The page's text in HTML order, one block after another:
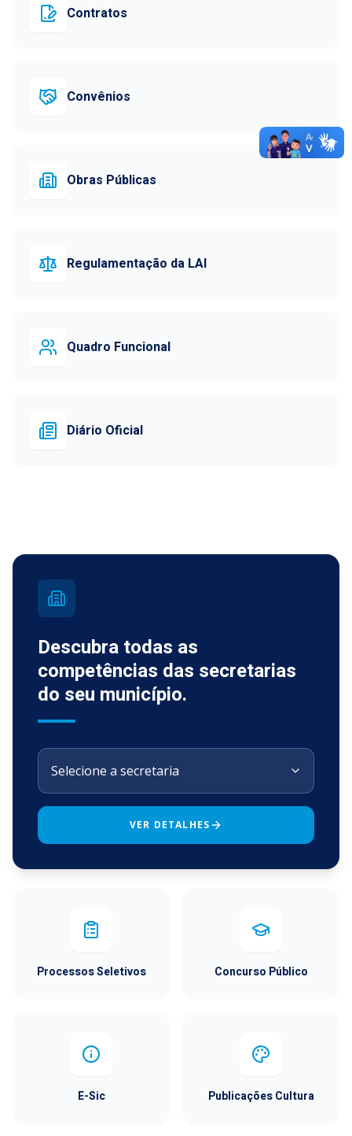
Contratos
Convênios
Obras Públicas
Regulamentação da LAI
Quadro Funcional
Diário Oficial
Descubra todas as
competências das secretarias
do seu município.
VER DETALHES
Processos Seletivos Concurso Público
E-Sic Publicações Cultura